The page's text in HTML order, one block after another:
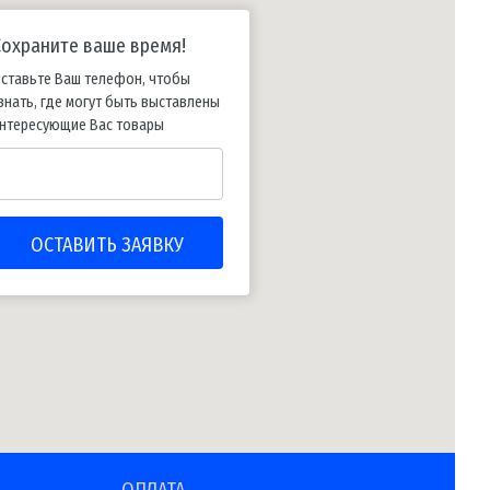
ваше время!
Ваш телефон, чтобы
где могут быть выставлены
Вас товары